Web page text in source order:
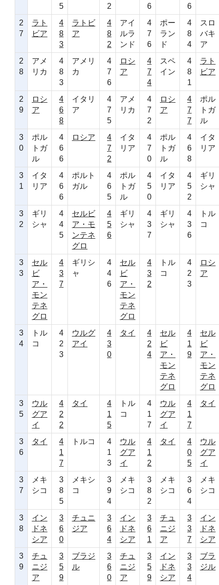
5 2 6
6
2
7
ラト
ビア
4
8
3
ラトビ
ア
4
8
2
アイ
ルラ
ンド
4
7
6
ポー
ラン
ド
4
8
4
スロ
バキ
ア
2
8
アメ
リカ
4
8
3
アメリ
カ
4
7
6
ロシ
ア
4
7
4
スペ
イン
4
8
1
ラト
ビア
2
9
ロシ
ア
4
6
8
イタリ
ア
4
7
5
アメ
リカ
4
7
2
ロシ
ア
4
7
7
ポル
トガ
ル
3
0
ポル
トガ
ル
4
6
6
ロシア
4
7
2
イタ
リア
4
7
0
ポル
トガ
ル
4
6
8
イタ
リア
3
1
イタ
リア
4
6
6
ポルト
ガル
4
6
5
ポル
トガ
ル
4
5
0
イタ
リア
4
5
2
ギリ
シャ
3
2
ギリ
シャ
4
4
5
セルビ
ア・モ
ンテネ
グロ
4
5
6
ギリ
シャ
4
3
7
ギリ
シャ
4
3
6
トル
コ
3
3
セル
ビ
ア・
モン
テネ
グロ
4
3
7
ギリシ
ャ
4
4
6
セル
ビ
ア・
モン
テネ
グロ
4
3
2
トル
コ
4
2
3
ロシ
ア
3
4
トル
コ
4
2
3
ウルグ
アイ
4
3
0
タイ
4
2
4
セル
ビ
ア・
モン
テネ
グロ
4
1
9
セル
ビ
ア・
モン
テネ
グロ
3
5
ウル
グア
イ
4
2
2
タイ
4
1
5
トル
コ
4
1
7
ウル
グア
イ
4
1
7
タイ
3
6
タイ
4
1
7
トルコ
4
1
3
ウル
グア
イ
4
1
2
タイ
4
0
5
ウル
グア
イ
3
7
メキ
シコ
3
8
5
メキシ
コ
3
9
4
メキ
シコ
3
8
2
メキ
シコ
3
6
4
メキ
シコ
3
8
イン
ドネ
シア
3
6
0
チュニ
ジア
3
6
4
イン
ドネ
シア
3
6
1
チュ
ニジ
ア
3
3
7
イン
ドネ
シア
3
9
チュ
ニジ
ア
3
5
9
ブラジ
ル
3
6
0
チュ
ニジ
ア
3
5
9
イン
ドネ
シア
3
3
4
ブラ
ジル